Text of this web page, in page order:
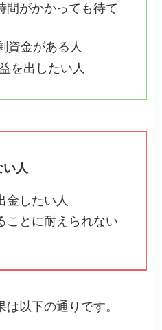
間がかかっても待て
資金がある人
を出したい人
人
金したい人
ことに耐えられない
以下の通りです。